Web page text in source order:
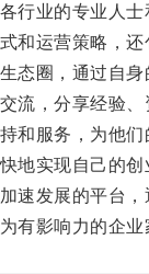
业的专业人士
运营策略，还
圈，通过自身
，分享经验、
服务，为他们
实现自己的创
发展的平台，
影响力的企业